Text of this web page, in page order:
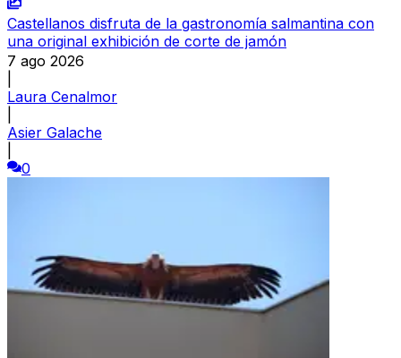
Castellanos disfruta de la gastronomía salmantina con
una original exhibición de corte de jamón
7 ago 2026
Laura Cenalmor
Asier Galache
0